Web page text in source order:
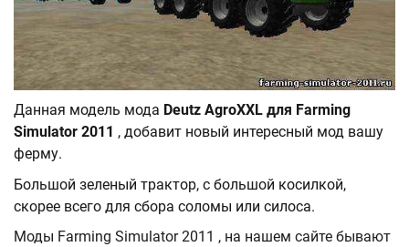
Данная модель мода Deutz AgroXXL для Farming
Simulator 2011 , добавит новый интересный мод вашу
ферму.
Большой зеленый трактор, с большой косилкой,
скорее всего для сбора соломы или силоса.
Моды Farming Simulator 2011 , на нашем сайте бывают